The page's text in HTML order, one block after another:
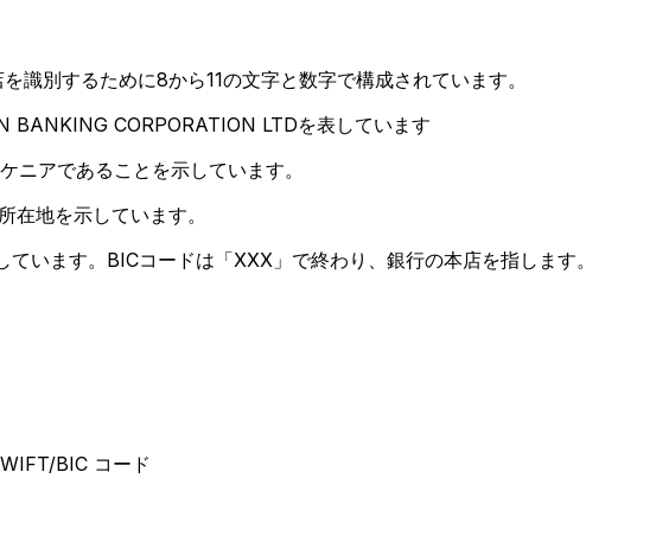
識別するために8から11の文字と数字で構成されています。
BANKING CORPORATION LTDを表しています
ニアであることを示しています。
在地を示しています。
ています。BICコードは「XXX」で終わり、銀行の本店を指します。
BIC コード